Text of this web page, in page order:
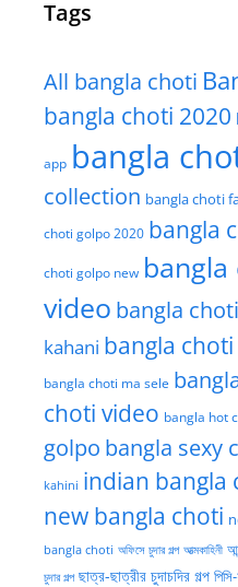
Tags
All bangla choti
bangla choti 2020
app bangla
collection bangla choti
choti golpo 2020 bangla
choti golpo new
video bangla
kahani bangla
bangla choti ma sele
choti video bangla hot
golpo bangla sexy
kahini indian bangla
new bangla choti
bangla choti অফিসে চুদার গল্প আত্মকাহিনী
চুদার গল্প ছাত্র-ছাত্রীর চুদাচদির গল্প